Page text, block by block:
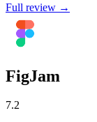
Full review →
FigJam
7.2